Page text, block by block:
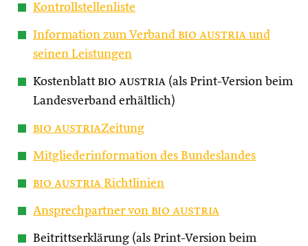
Kontrollstellenliste
Information zum Verband bio austria und
seinen Leistungen
Kostenblatt bio austria (als Print-Version beim
Landesverband erhältlich)
bio austriaZeitung
Mitgliederinformation des Bundeslandes
bio austria Richtlinien
Ansprechpartner von bio austria
Beitrittserklärung (als Print-Version beim